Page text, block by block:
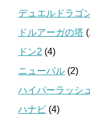
デュエルドラゴ
ドルアーガの塔
ドン2 (4)
ニューパル (2)
ハイパーラッシュ
ハナビ (4)